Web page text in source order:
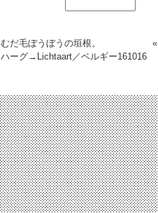
むだ毛ぼうぼうの垣根。
ハーグ→Lichtaart／ベルギー161016